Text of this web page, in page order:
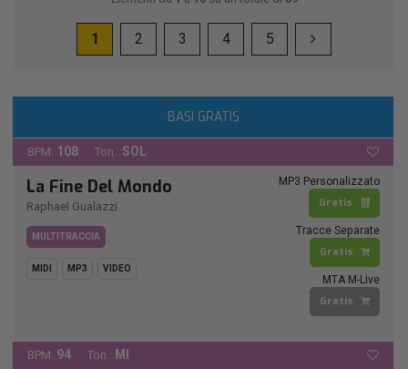
1 2 3 4 5
BASI GRATIS
BPM: 108 Ton.: SOL
La Fine Del Mondo
Raphael Gualazzi
MULTITRACCIA
MIDI MP3 VIDEO
MP3 Personalizzato
Gratis
Tracce Separate
Gratis
MTA M-Live
Gratis
BPM: 94 Ton.: MI